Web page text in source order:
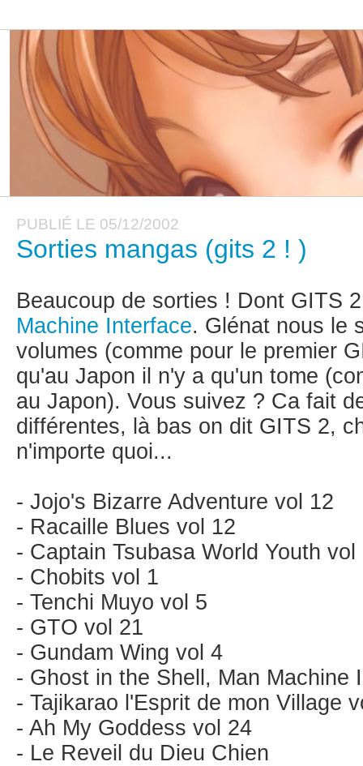
PUBLIÉ LE 05/12/2002
Sorties mangas (gits 2 ! )
Beaucoup de sorties ! Dont GITS
Machine Interface. Glénat nous le
volumes (comme pour le premier
qu'au Japon il n'y a qu'un tome
au Japon). Vous suivez ? Ca fait
différentes, là bas on dit GITS 2,
n'importe quoi...
- Jojo's Bizarre Adventure vol 12
- Racaille Blues vol 12
- Captain Tsubasa World Youth vol
- Chobits vol 1
- Tenchi Muyo vol 5
- GTO vol 21
- Gundam Wing vol 4
- Ghost in the Shell, Man Machine
- Tajikarao l'Esprit de mon Village
- Ah My Goddess vol 24
- Le Reveil du Dieu Chien